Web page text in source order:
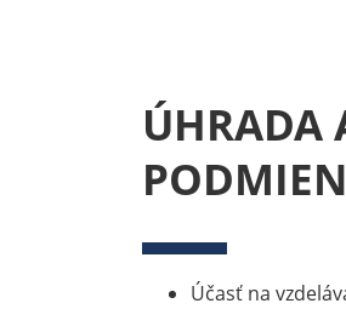
ÚHRADA
Účasť na